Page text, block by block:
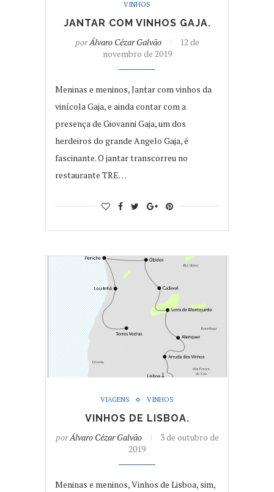
VINHOS
JANTAR COM VINHOS GAJA.
porÁlvaro Cézar Galvão
12 de
novembro de 2019
Meninas e meninos, Jantar com vinhos da
vinícola Gaja, e ainda contar com a
presença de Giovanni Gaja, um dos
herdeiros do grande Angelo Gaja, é
fascinante. O jantar transcorreu no
restaurante TRE…
VIAGENS VINHOS
VINHOS DE LISBOA.
porÁlvaro Cézar Galvão
3 de outubro de
2019
Meninas e meninos, Vinhos de Lisboa, sim,